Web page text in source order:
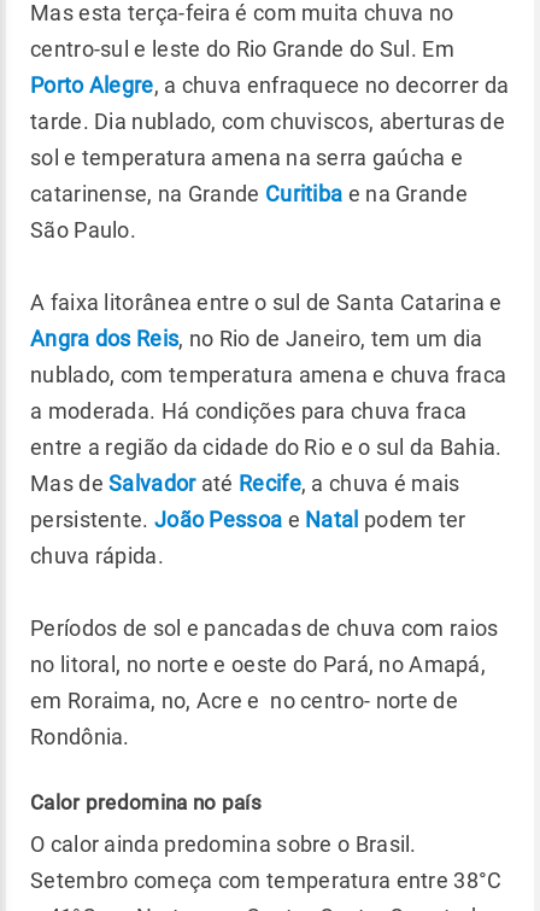
Mas esta terça-feira é com muita chuva no
centro-sul e leste do Rio Grande do Sul. Em
Porto Alegre, a chuva enfraquece no decorrer da
tarde. Dia nublado, com chuviscos, aberturas de
sol e temperatura amena na serra gaúcha e
catarinense, na Grande Curitiba e na Grande
São Paulo.
A faixa litorânea entre o sul de Santa Catarina e
Angra dos Reis, no Rio de Janeiro, tem um dia
nublado, com temperatura amena e chuva fraca
a moderada. Há condições para chuva fraca
entre a região da cidade do Rio e o sul da Bahia.
Mas deSalvadoraté Recife, a chuva é mais
persistente. João Pessoa e Natal podem ter
chuva rápida.
Períodos de sol e pancadas de chuva com raios
no litoral, no norte e oeste do Pará, no Amapá,
em Roraima, no, Acre e no centro- norte de
Rondônia.
Calor predomina no país
O calor ainda predomina sobre o Brasil.
Setembro começa com temperatura entre 38°C